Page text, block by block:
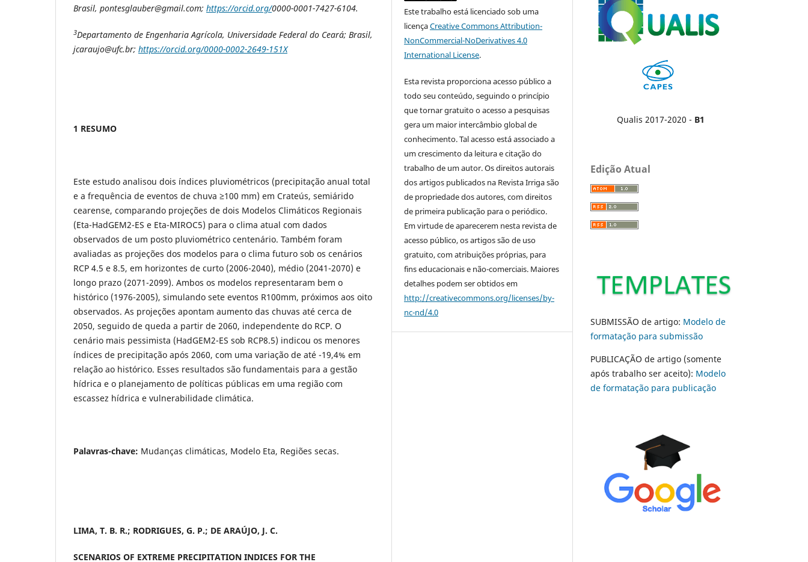
Brasil, pontesglauber@gmail.com; https://orcid.org/0000-0001-7427-6104.
3Departamento de Engenharia Agrícola, Universidade Federal do Ceará; Brasil,
jcaraujo@ufc.br; https://orcid.org/0000-0002-2649-151X
1 RESUMO
Este estudo analisou dois índices pluviométricos (precipitação anual total
e a frequência de eventos de chuva ≥100 mm) em Crateús, semiárido
cearense, comparando projeções de dois Modelos Climáticos Regionais
(Eta-HadGEM2-ES e Eta-MIROC5) para o clima atual com dados
observados de um posto pluviométrico centenário. Também foram
avaliadas as projeções dos modelos para o clima futuro sob os cenários
RCP 4.5 e 8.5, em horizontes de curto (2006-2040), médio (2041-2070) e
longo prazo (2071-2099). Ambos os modelos representaram bem o
histórico (1976-2005), simulando sete eventos R100mm, próximos aos oito
observados. As projeções apontam aumento das chuvas até cerca de
2050, seguido de queda a partir de 2060, independente do RCP. O
cenário mais pessimista (HadGEM2-ES sob RCP8.5) indicou os menores
índices de precipitação após 2060, com uma variação de até -19,4% em
relação ao histórico. Esses resultados são fundamentais para a gestão
hídrica e o planejamento de políticas públicas em uma região com
escassez hídrica e vulnerabilidade climática.
Palavras-chave: Mudanças climáticas, Modelo Eta, Regiões secas.
LIMA, T. B. R.; RODRIGUES, G. P.; DE ARAÚJO, J. C.
SCENARIOS OF EXTREME PRECIPITATION INDICES FOR THE
Este trabalho está licenciado sob uma
licençaCreative Commons Attribution-
NonCommercial-NoDerivatives 4.0
International License.
Esta revista proporciona acesso público a
todo seu conteúdo, seguindo o princípio
que tornar gratuito o acesso a pesquisas
gera um maior intercâmbio global de
conhecimento. Tal acesso está associado a
um crescimento da leitura e citação do
trabalho de um autor. Os direitos autorais
dos artigos publicados na Revista Irriga são
de propriedade dos autores, com direitos
de primeira publicação para o periódico.
Em virtude de aparecerem nesta revista de
acesso público, os artigos são de uso
gratuito, com atribuições próprias, para
fins educacionais e não-comerciais. Maiores
detalhes podem ser obtidos em
http://creativecommons.org/licenses/by-
nc-nd/4.0
Qualis 2017-2020 - B1
Edição Atual
SUBMISSÃO de artigo: Modelo de
formatação para submissão
PUBLICAÇÃO de artigo (somente
após trabalho ser aceito): Modelo
de formatação para publicação